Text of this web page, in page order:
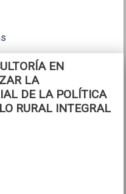
EN
LA
DE LA POLÍTICA
RURAL INTEGRAL